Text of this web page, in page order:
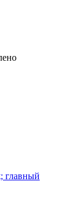
главный